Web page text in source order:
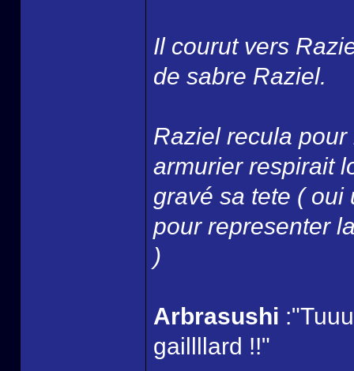
Il courut vers
de sabre Raziel.
Raziel recula
armurier respirait
gravé sa tete ( oui
pour representer
)
Arbrasushi
gaillllard !!"